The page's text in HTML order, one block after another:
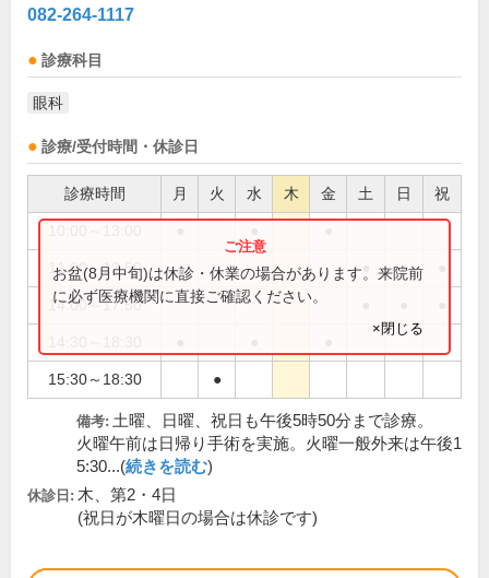
082-264-1117
診療科目
眼科
診療/受付時間・休診日
診療時間 月 火 水 木 金 土 日 祝
11:00～12:50 ●
14:00～17:50
15:30～18:30 ●
お盆(8月中旬)は休診・休業の場合があります。来院前
に必ず医療機関に直接ご確認ください。
×閉じる
備考: 土曜、日曜、祝日も午後5時50分まで診療。
火曜午前は日帰り手術を実施。火曜一般外来は午後1
5:30...(続きを読む)
休診日: 木、第2・4日
(祝日が木曜日の場合は休診です)